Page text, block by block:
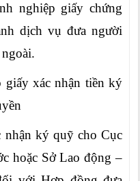
nghiệp giấy chứng
dịch vụ đưa người
giấy xác nhận tiền ký
nhận ký quỹ cho Cục
hoặc Sở Lao động –